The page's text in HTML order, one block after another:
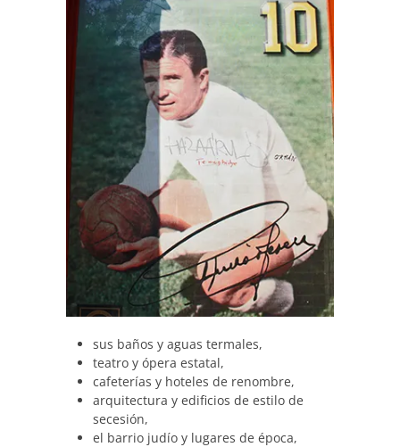
sus baños y aguas termales,
teatro y ópera estatal,
cafeterías y hoteles de renombre,
arquitectura y edificios de estilo de
secesión,
el barrio judío y lugares de época,